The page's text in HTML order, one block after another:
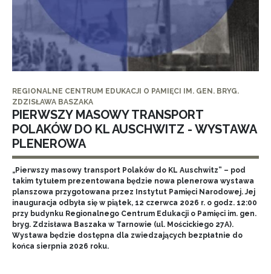
REGIONALNE CENTRUM EDUKACJI O PAMIĘCI IM. GEN. BRYG.
ZDZISŁAWA BASZAKA
PIERWSZY MASOWY TRANSPORT
POLAKÓW DO KL AUSCHWITZ - WYSTAWA
PLENEROWA
„Pierwszy masowy transport Polaków do KL Auschwitz” – pod
takim tytułem prezentowana będzie nowa plenerowa wystawa
planszowa przygotowana przez Instytut Pamięci Narodowej. Jej
inauguracja odbyła się w piątek, 12 czerwca 2026 r. o godz. 12:00
przy budynku Regionalnego Centrum Edukacji o Pamięci im. gen.
bryg. Zdzisława Baszaka w Tarnowie (ul. Mościckiego 27A).
Wystawa będzie dostępna dla zwiedzających bezpłatnie do
końca sierpnia 2026 roku.